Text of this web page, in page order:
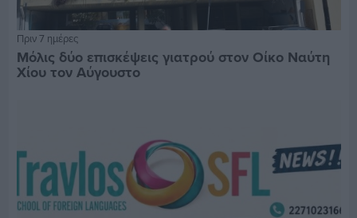
Πριν 7 ημέρες
Μόλις δύο επισκέψεις γιατρού στον Οίκο Ναύτη
Χίου τον Αύγουστο